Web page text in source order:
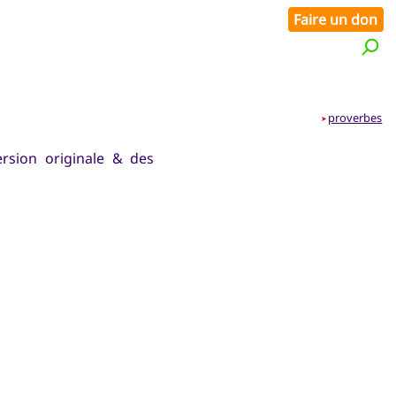
Faire un don
➤ proverbes
originale & des